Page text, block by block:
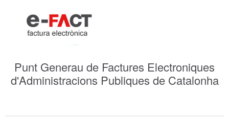
Punt Generau de Factures Electroniques
d'Administracions Publiques de Catalonha